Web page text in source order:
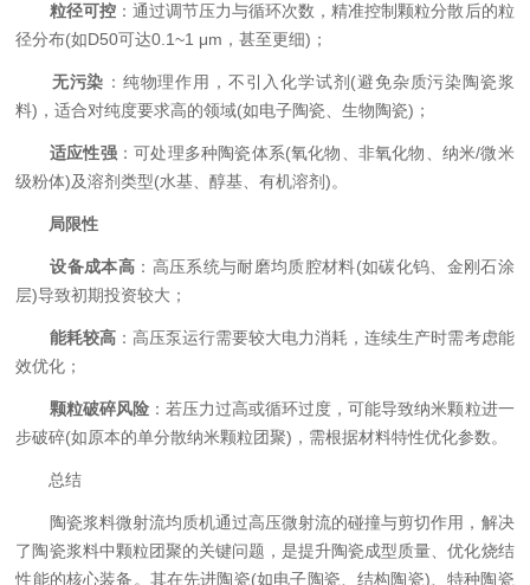
​粒径可控​​：通过调节压力与循环次数，精准控制颗粒分散后的粒
径分布(如D50可达0.1~1 μm，甚至更细)；
​无污染​ ​：纯物理作用，不引入化学试剂(避免杂质污染陶瓷浆
料)，适合对纯度要求高的领域(如电子陶瓷、生物陶瓷)；
​适应性强​​：可处理多种陶瓷体系(氧化物、非氧化物、纳米/微米
级粉体)及溶剂类型(水基、醇基、有机溶剂)。
​局限性​
​​设备成本高​ ​：高压系统与耐磨均质腔材料(如碳化钨、金刚石涂
层)导致初期投资较大；
​能耗较高​​：高压泵运行需要较大电力消耗，连续生产时需考虑能
效优化；
​颗粒破碎风险​​：若压力过高或循环过度，可能导致纳米颗粒进一
步破碎(如原本的单分散纳米颗粒团聚)，需根据材料特性优化参数。
总结
陶瓷浆料微射流均质机通过高压微射流的碰撞与剪切作用，解决
了陶瓷浆料中颗粒团聚的关键问题，是提升陶瓷成型质量、优化烧结
性能的核心装备。其在先进陶瓷(如电子陶瓷、结构陶瓷)、特种陶瓷